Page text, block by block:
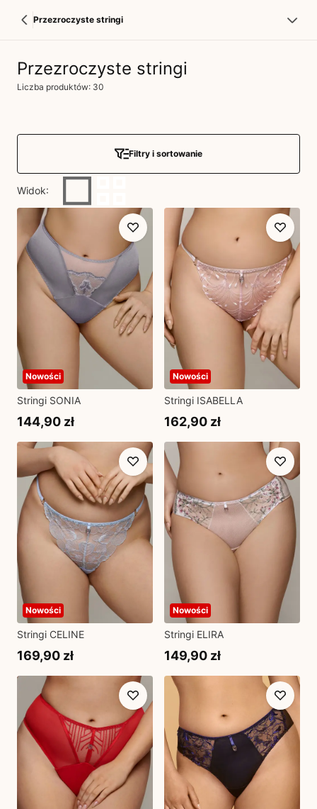
Przezroczyste stringi
Przezroczyste stringi
Liczba produktów: 30
Filtry i sortowanie
Widok:
Nowości
Stringi SONIA
144,90 zł
Nowości
Stringi ISABELLA
162,90 zł
Nowości
Stringi CELINE
169,90 zł
Nowości
Stringi ELIRA
149,90 zł